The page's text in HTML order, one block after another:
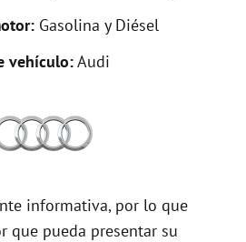
Gasolina y Diésel
vehículo:Audi
informativa, por lo que
que pueda presentar su